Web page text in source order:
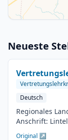
Neueste
Deutsch
Regionales
Anschrift:
Original ↗